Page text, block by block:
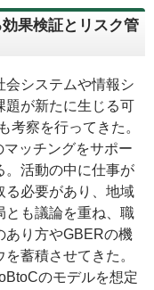
果検証とリスク管
システムや情報シ
題が新たに生じる可
考察を行ってきた。
ッチングをサポー
。活動の中に仕事が
る必要があり、地域
とも議論を重ね、職
あり方やGBERの機
蓄積させてきた。
のモデルを想定